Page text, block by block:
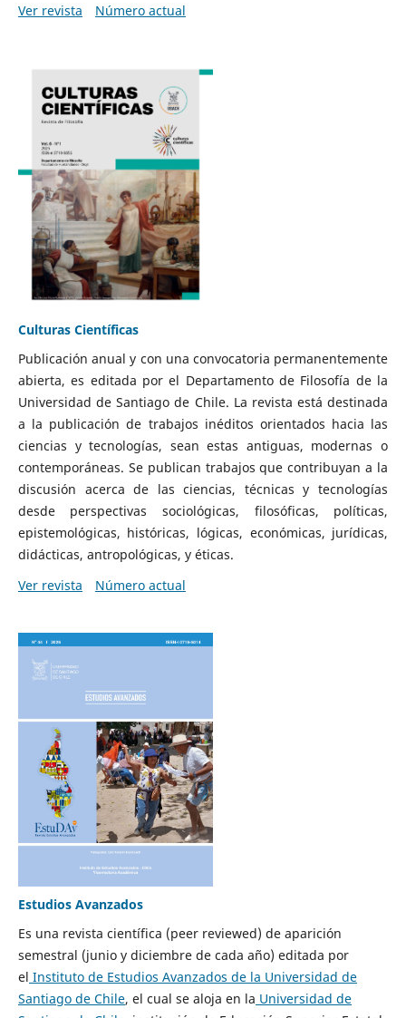
Ver revista
Número actual
Culturas Científicas
Publicación anual y con una convocatoria permanentemente
abierta, es editada por el Departamento de Filosofía de la
Universidad de Santiago de Chile. La revista está destinada
a la publicación de trabajos inéditos orientados hacia las
ciencias y tecnologías, sean estas antiguas, modernas o
contemporáneas. Se publican trabajos que contribuyan a la
discusión acerca de las ciencias, técnicas y tecnologías
desde perspectivas sociológicas, filosóficas, políticas,
epistemológicas, históricas, lógicas, económicas, jurídicas,
didácticas, antropológicas, y éticas.
Ver revista
Número actual
Estudios Avanzados
Es una revista científica (peer reviewed) de aparición
semestral (junio y diciembre de cada año) editada por
el Instituto de Estudios Avanzados de la Universidad de
Santiago de Chile, el cual se aloja en la Universidad de